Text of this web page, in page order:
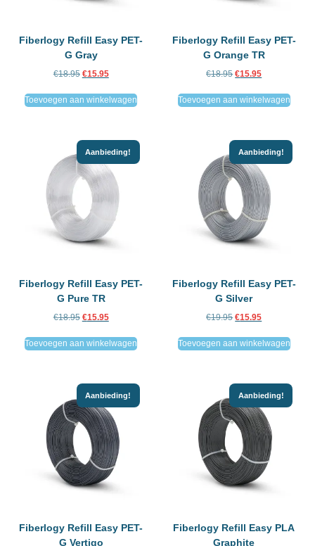
Fiberlogy Refill Easy PET-
G Gray
€18.95 €15.95
Toevoegen aan winkelwagen
Fiberlogy Refill Easy PET-
G Orange TR
€18.95 €15.95
Toevoegen aan winkelwagen
Aanbieding!
Fiberlogy Refill Easy PET-
G Pure TR
€18.95 €15.95
Toevoegen aan winkelwagen
Aanbieding!
Fiberlogy Refill Easy PET-
G Silver
€19.95 €15.95
Toevoegen aan winkelwagen
Aanbieding!
Fiberlogy Refill Easy PET-
G Vertigo
Aanbieding!
Fiberlogy Refill Easy PLA
Graphite